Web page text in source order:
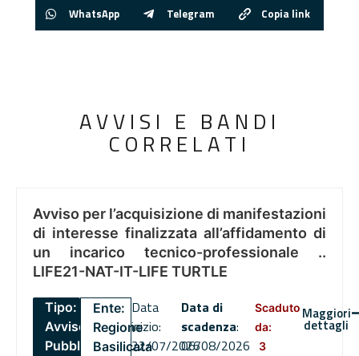
WhatsApp Telegram Copia link
AVVISI E BANDI
CORRELATI
Avviso per l’acquisizione di manifestazioni
di interesse finalizzata all’affidamento di
un incarico tecnico-professionale ..
LIFE21-NAT-IT-LIFE TURTLE
Tipo:
Avviso
Pubblico
Ente:
Regione
Basilicata
Data
inizio:
22/07/2026
Data di
scadenza:
06/08/2026
Scaduto
da:
3
Maggiori
dettagli